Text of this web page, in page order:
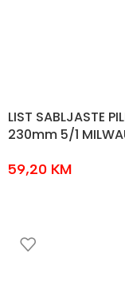
LIST SABLJASTE
230mm 5/1
59,20 KM